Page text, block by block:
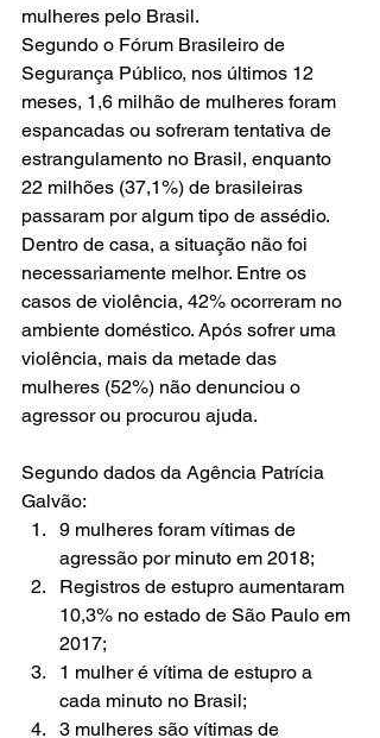
mulheres pelo Brasil.
Segundo o Fórum Brasileiro de
Segurança Público, nos últimos 12
meses, 1,6 milhão de mulheres foram
espancadas ou sofreram tentativa de
estrangulamento no Brasil, enquanto
22 milhões (37,1%) de brasileiras
passaram por algum tipo de assédio.
Dentro de casa, a situação não foi
necessariamente melhor. Entre os
casos de violência, 42% ocorreram no
ambiente doméstico. Após sofrer uma
violência, mais da metade das
mulheres (52%) não denunciou o
agressor ou procurou ajuda.
Segundo dados da Agência Patrícia
Galvão:
9 mulheres foram vítimas de
agressão por minuto em 2018;
Registros de estupro aumentaram
10,3% no estado de São Paulo em
2017;
1 mulher é vítima de estupro a
cada minuto no Brasil;
3 mulheres são vítimas de